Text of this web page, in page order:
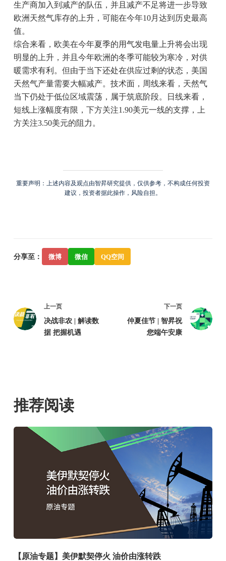
生产商加入到减产的队伍，并且减产不足将进一步导致
欧洲天然气库存的上升，可能在今年10月达到历史最高
值。
综合来看，欧美在今年夏季的用气发电量上升将会出现
明显的上升，并且今年欧洲的冬季可能较为寒冷，对供
暖需求有利。但由于当下还处在供应过剩的状态，美国
天然气产量需要大幅减产。技术面，周线来看，天然气
当下仍处于低位区域震荡，属于筑底阶段。日线来看，
短线上涨幅度有限，下方关注1.90美元一线的支撑，上
方关注3.50美元的阻力。
重要声明：上述内容及观点由智昇研究提供，仅供参考，不构成任何投资
建议，投资者据此操作，风险自担。
分享至： 微博 微信 QQ空间
上一页
决战非农 | 解读数
据 把握机遇
下一页
仲夏佳节 | 智昇祝
您端午安康
推荐阅读
【原油专题】美伊默契停火 油价由涨转跌